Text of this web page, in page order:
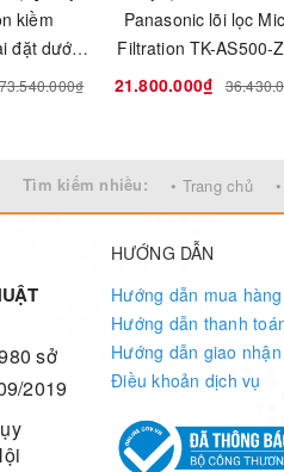
kiềm
đặt dưới
ZEX
Panasonic lõi lọc
Filtration TK-AS500-
21.800.000₫
Tìm kiếm nhiều: • Trang chủ
sở
2019
HƯỚNG DẪN
Hướng dẫn mua hàng
Hướng dẫn thanh
Hướng dẫn giao nhận
Điều khoản dịch vụ